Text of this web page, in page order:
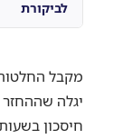
לביקורת
מקבל
יגלה
חיסכון